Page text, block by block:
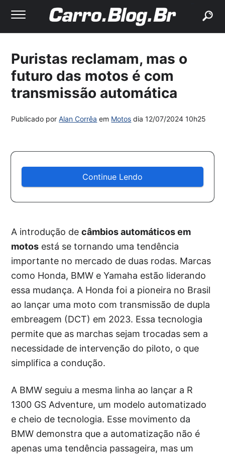
Puristas reclamam, mas o
futuro das motos é com
transmissão automática
Publicado porAlan Corrêa em Motos dia12/07/2024 10h25
Continue Lendo
A introdução decâmbios automáticos em
motos está se tornando uma tendência
importante no mercado de duas rodas. Marcas
como Honda, BMW e Yamaha estão liderando
essa mudança. A Honda foi a pioneira no Brasil
ao lançar uma moto com transmissão de dupla
embreagem (DCT) em 2023. Essa tecnologia
permite que as marchas sejam trocadas sem a
necessidade de intervenção do piloto, o que
simplifica a condução.
A BMW seguiu a mesma linha ao lançar a R
1300 GS Adventure, um modelo automatizado
e cheio de tecnologia. Esse movimento da
BMW demonstra que a automatização não é
apenas uma tendência passageira, mas um